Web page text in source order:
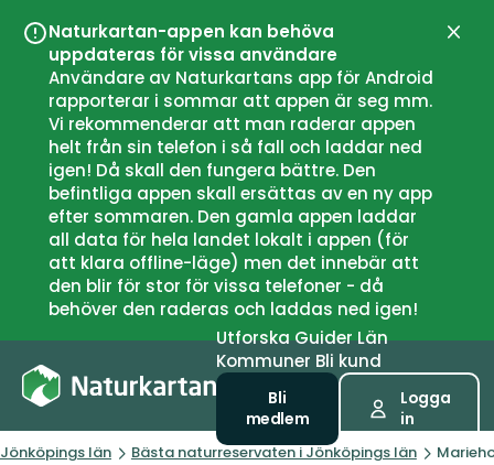
Naturkartan-appen kan behöva
uppdateras för vissa användare
Användare av Naturkartans app för Android
rapporterar i sommar att appen är seg mm.
Vi rekommenderar att man raderar appen
helt från sin telefon i så fall och laddar ned
igen! Då skall den fungera bättre. Den
befintliga appen skall ersättas av en ny app
efter sommaren. Den gamla appen laddar
all data för hela landet lokalt i appen (för
att klara offline-läge) men det innebär att
den blir för stor för vissa telefoner - då
behöver den raderas och laddas ned igen!
UtforskaGuiderLän
Kommuner Bli kund
Bli
medlem
Logga
in
Jönköpings län Bästa naturreservaten i Jönköpings län